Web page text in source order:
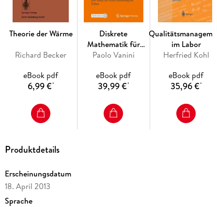
Theorie der Wärme
Richard Becker
eBook pdf
6,99 €*
Diskrete
Mathematik für
Algorithmen
Paolo Vanini
eBook pdf
39,99 €*
im Labor
Herfried Kohl
eBook pdf
35,96 €*
Produktdetails
Erscheinungsdatum
18. April 2013
Sprache